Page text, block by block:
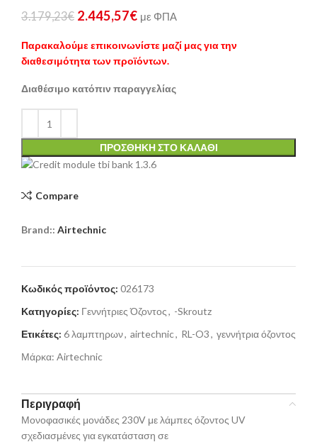
3.179,23€ 2.445,57€ με ΦΠΑ
Παρακαλούμε επικοινωνίστε μαζί μας για την
διαθεσιμότητα των προϊόντων.
Διαθέσιμο κατόπιν παραγγελίας
ΠΡΟΣΘΉΚΗ ΣΤΟ ΚΑΛΆΘΙ
Compare
Brand:: Airtechnic
Κωδικός προϊόντος: 026173
Κατηγορίες: Γεννήτριες Όζοντος, -Skroutz
Ετικέτες: 6 λαμπτηρων, airtechnic, RL-O3, γεννήτρια όζοντος
Μάρκα: Airtechnic
Περιγραφή
Μονοφασικές μονάδες 230V με λάμπες όζοντος UV
σχεδιασμένες για εγκατάσταση σε